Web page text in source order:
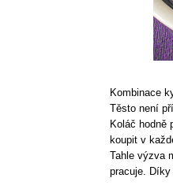
Kombinace
Těsto není
Koláč hodně
koupit v
Tahle výzva
pracuje. Díky